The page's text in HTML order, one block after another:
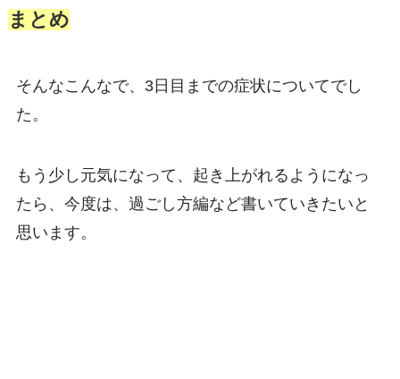
まとめ
そんなこんなで、3日目までの症状についてでし
た。
もう少し元気になって、起き上がれるようになっ
たら、今度は、過ごし方編など書いていきたいと
思います。